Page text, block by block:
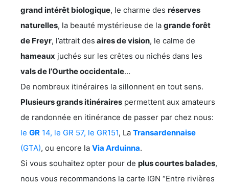
grand intérêt biologique, le charme des réserves
naturelles, la beauté mystérieuse de la grande forêt
de Freyr, l’attrait des aires de vision, le calme de
hameaux juchés sur les crêtes ou nichés dans les
vals de l’Ourthe occidentale…
De nombreux itinéraires la sillonnent en tout sens.
Plusieurs grands itinéraires permettent aux amateurs
de randonnée en itinérance de passer par chez nous:
le GR 14, le GR 57, le GR151, La Transardennaise
(GTA), ou encore la Via Arduinna.
Si vous souhaitez opter pour de plus courtes balades,
nous vous recommandons la carte IGN “Entre rivières